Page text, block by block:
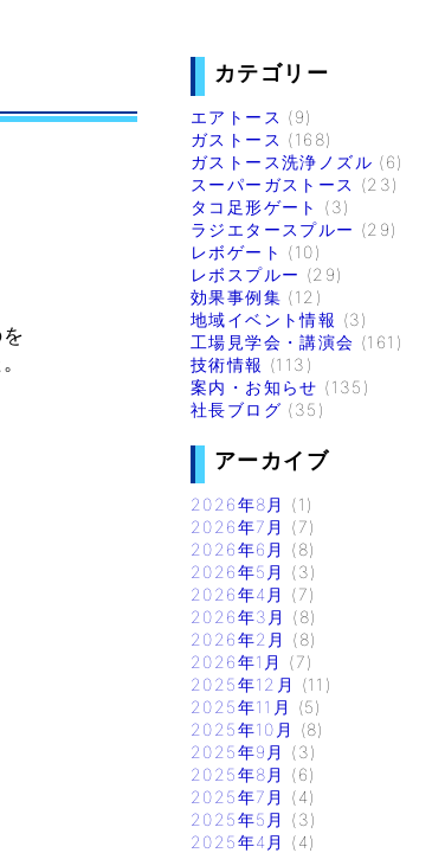
カテゴリー
エアトース (9)
ガストース (168)
ガストース洗浄ノズル (6)
スーパーガストース (23)
タコ足形ゲート
(3)
ラジエタースプルー (29)
レボゲート (10)
レボスプルー (29)
効果事例集 (12)
地域イベント情報 (3)
工場見学会・講演会 (161)
技術情報 (113)
案内・お知らせ (135)
社長ブログ (35)
アーカイブ
2026年8月
(1)
2026年7月
(7)
2026年6月
(8)
2026年5月
(3)
2026年4月
(7)
2026年3月
(8)
2026年2月
(8)
2026年1月
(7)
2025年12月
(11)
2025年11月
(5)
2025年10月
(8)
2025年9月
(3)
2025年8月
(6)
2025年7月
(4)
2025年5月
(3)
2025年4月
(4)